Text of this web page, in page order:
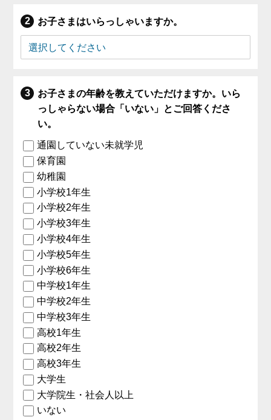
お子さまはいらっしゃいますか。
お子さまの年齢を教えていただけますか。いら
っしゃらない場合「いない」とご回答くださ
い。
通園していない未就学児
保育園
幼稚園
小学校1年生
小学校2年生
小学校3年生
小学校4年生
小学校5年生
小学校6年生
中学校1年生
中学校2年生
中学校3年生
高校1年生
高校2年生
高校3年生
大学生
大学院生・社会人以上
いない